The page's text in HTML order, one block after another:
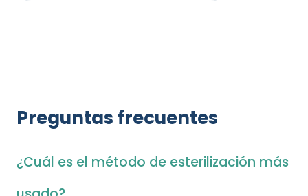
Preguntas frecuentes
¿Cuál es el método de esterilización más